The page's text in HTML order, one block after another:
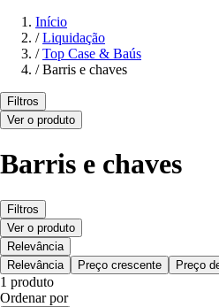
Início
/ Liquidação
/ Top Case & Baús
/ Barris e chaves
Filtros
Ver o produto
Barris e chaves
Filtros
Ver o produto
Relevância
Relevância
Preço crescente Preço
1 produto
Ordenar por